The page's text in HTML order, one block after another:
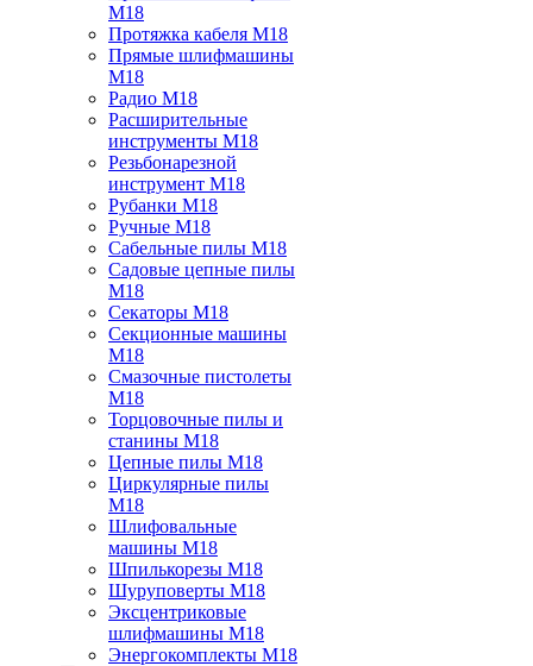
M18
Протяжка кабеля M18
Прямые шлифмашины
M18
Радио M18
Расширительные
инструменты M18
Резьбонарезной
инструмент M18
Рубанки M18
Ручные M18
Сабельные пилы M18
Садовые цепные пилы
M18
Секаторы M18
Секционные машины
M18
Смазочные пистолеты
M18
Торцовочные пилы и
станины M18
Цепные пилы M18
Циркулярные пилы
M18
Шлифовальные
машины M18
Шпилькорезы M18
Шуруповерты M18
Эксцентриковые
шлифмашины M18
Энергокомплекты M18